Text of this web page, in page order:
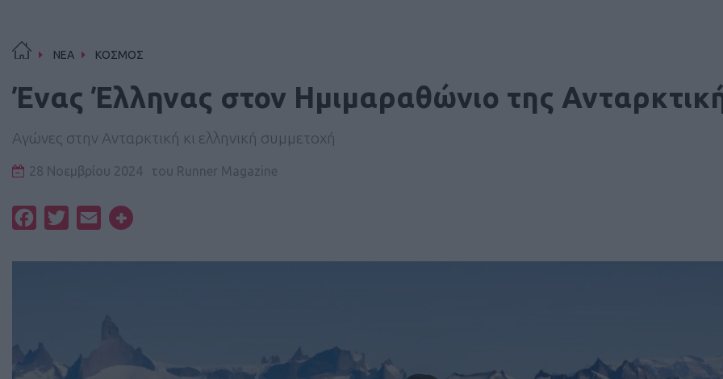
ΝΕΑ ΚΟΣΜΟΣ
Ένας Έλληνας στον Ημιμαραθώνιο της
Αγώνες στην Ανταρκτική κι ελληνική συμμετοχή
28 Νοεμβρίου 2024 του Runner Magazine
FacebookTwitterEmail